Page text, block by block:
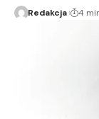
Redakcja 4